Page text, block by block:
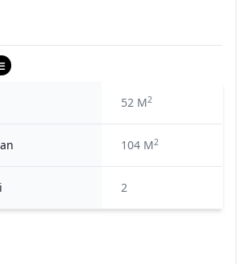
52 M2
104 M2
2